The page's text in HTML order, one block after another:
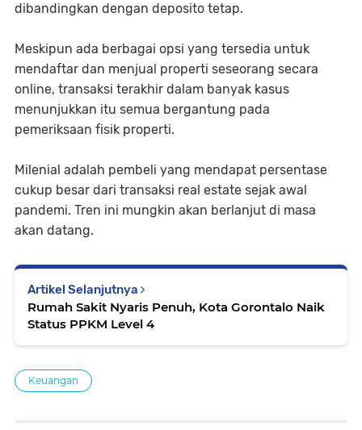
dibandingkan dengan deposito tetap.
Meskipun ada berbagai opsi yang tersedia untuk
mendaftar dan menjual properti seseorang secara
online, transaksi terakhir dalam banyak kasus
menunjukkan itu semua bergantung pada
pemeriksaan fisik properti.
Milenial adalah pembeli yang mendapat persentase
cukup besar dari transaksi real estate sejak awal
pandemi. Tren ini mungkin akan berlanjut di masa
akan datang.
Artikel Selanjutnya
Rumah Sakit Nyaris Penuh, Kota Gorontalo Naik
Status PPKM Level 4
Keuangan